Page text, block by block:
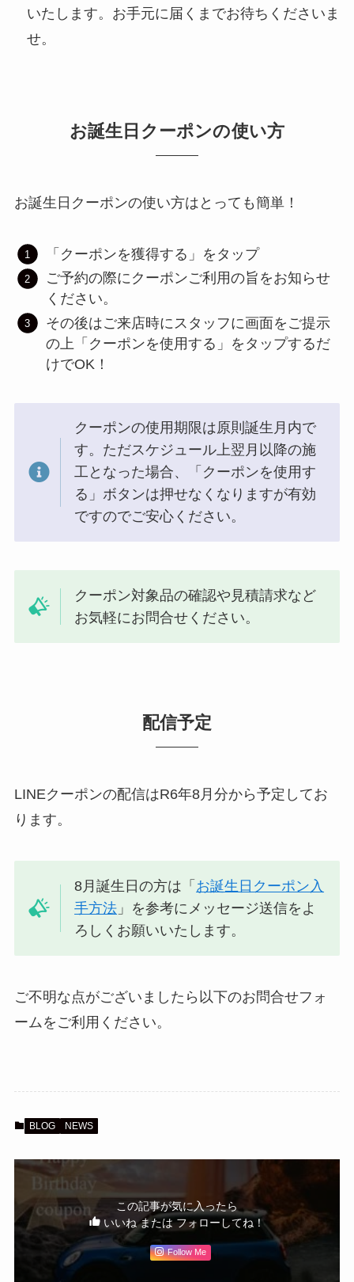
いたします。お手元に届くまでお待ちくださいま
せ。
お誕生日クーポンの使い方
お誕生日クーポンの使い方はとっても簡単！
「クーポンを獲得する」をタップ
ご予約の際にクーポンご利用の旨をお知らせ
ください。
その後はご来店時にスタッフに画面をご提示
の上「クーポンを使用する」をタップするだ
けでOK！
クーポンの使用期限は原則誕生月内で
す。ただスケジュール上翌月以降の施
工となった場合、「クーポンを使用す
る」ボタンは押せなくなりますが有効
ですのでご安心ください。
クーポン対象品の確認や見積請求など
お気軽にお問合せください。
配信予定
LINEクーポンの配信はR6年8月分から予定してお
ります。
8月誕生日の方は「 お誕生日クーポン入
手方法 」を参考にメッセージ送信をよ
ろしくお願いいたします。
ご不明な点がございましたら以下のお問合せフォ
ームをご利用ください。
BLOG NEWS
この記事が気に入ったら
いいね または フォローしてね！
Follow Me